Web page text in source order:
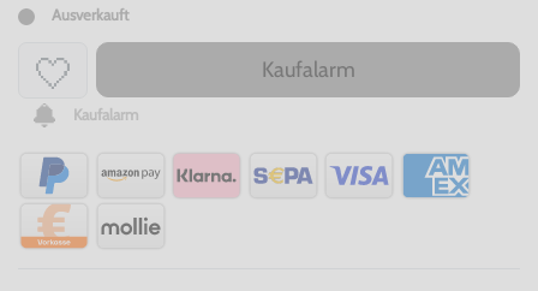
Ausverkauft
Kaufalarm
Kaufalarm